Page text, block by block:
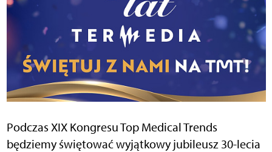
Podczas XIX Kongresu Top Medical Trends
będziemy świętować wyjątkowy jubileusz 30-lecia